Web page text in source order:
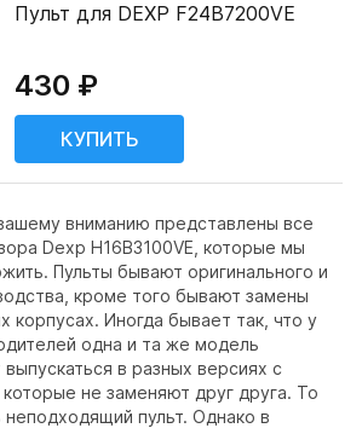
вниманию представлены все
Dexp H16B3100VE, которые мы
Пульты бывают оригинального и
кроме того бывают замены
корпусах. Иногда бывает так, что у
одна и та же модель
в разных версиях с
не заменяют друг друга. То
пульт. Однако в
Пульт для DEXP F24B7200VE
430 ₽